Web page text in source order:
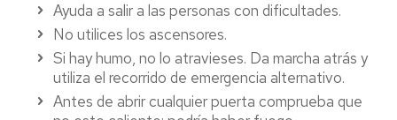
Ayuda a salir a las personas con dificultades.
No utilices los ascensores.
Si hay humo, no lo atravieses. Da marcha atrás y
utiliza el recorrido de emergencia alternativo.
Antes de abrir cualquier puerta comprueba que